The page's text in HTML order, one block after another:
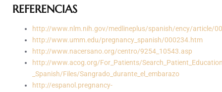
REFERENCIAS
http://www.nlm.nih.gov/medlineplus/spanish/ency/article/
http://www.umm.edu/pregnancy_spanish/000234.htm
http://www.nacersano.org/centro/9254_10543.asp
http://www.acog.org/For_Patients/
_Spanish/Files/Sangrado_durante_el_embarazo
http://espanol.pregnancy-